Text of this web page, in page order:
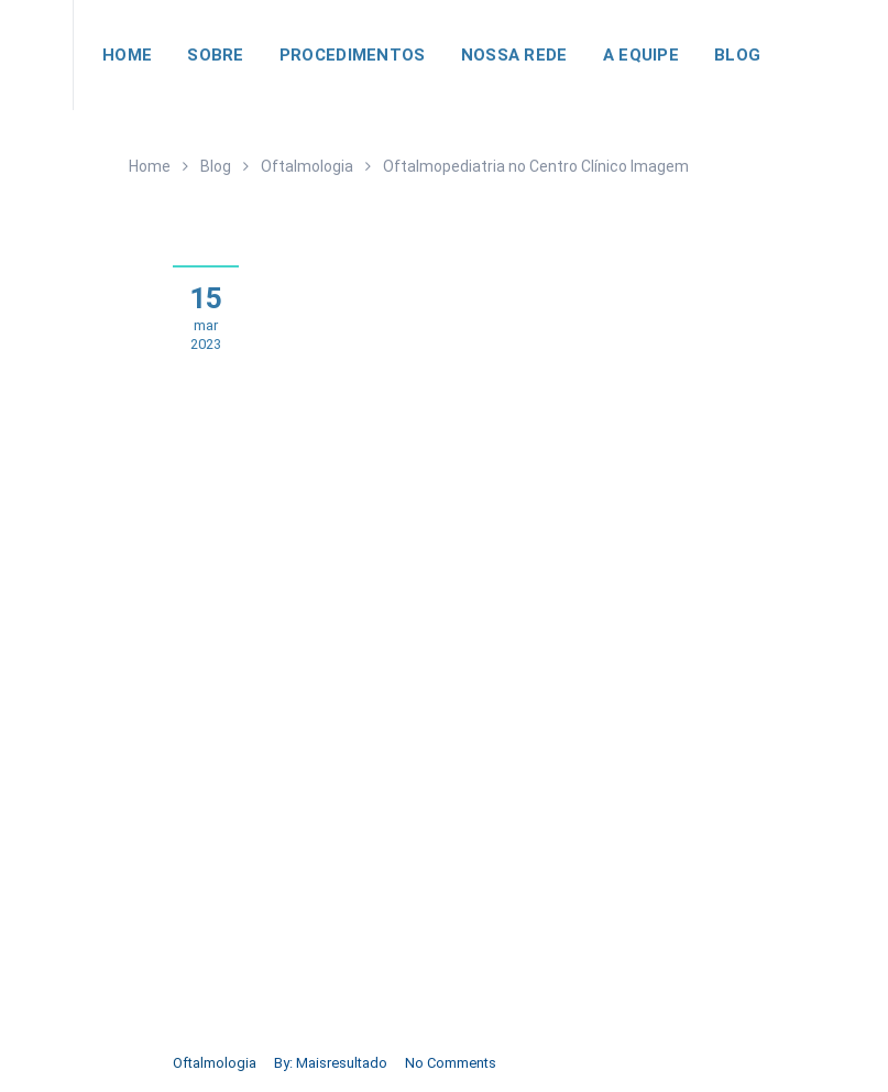
HOME SOBRE PROCEDIMENTOS NOSSA REDE A EQUIPE BLOG
Home Blog Oftalmologia Oftalmopediatria no Centro Clínico Imagem
15
mar
2023
Oftalmologia By: Maisresultado No Comments